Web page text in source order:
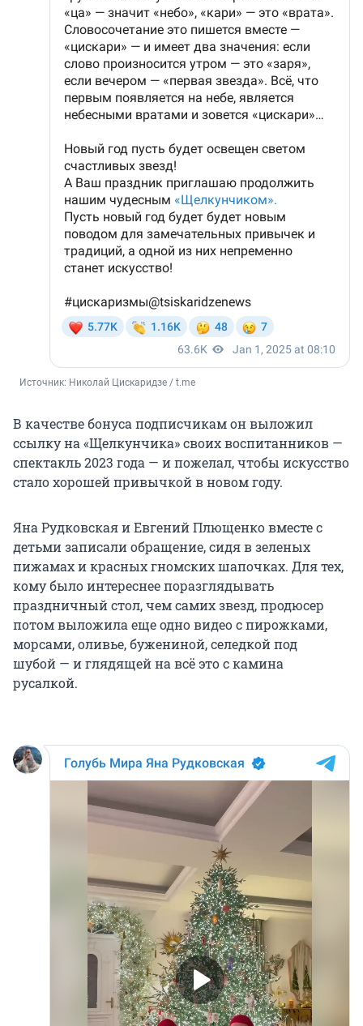
Источник: Николай Цискаридзе / t.me
В качестве бонуса подписчикам он выложил
ссылку на «Щелкунчика» своих воспитанников —
спектакль 2023 года — и пожелал, чтобы искусство
стало хорошей привычкой в новом году.
Яна Рудковская и Евгений Плющенко вместе с
детьми записали обращение, сидя в зеленых
пижамах и красных гномских шапочках. Для тех,
кому было интереснее поразглядывать
праздничный стол, чем самих звезд, продюсер
потом выложила еще одно видео с пирожками,
морсами, оливье, бужениной, селедкой под
шубой — и глядящей на всё это с камина
русалкой.